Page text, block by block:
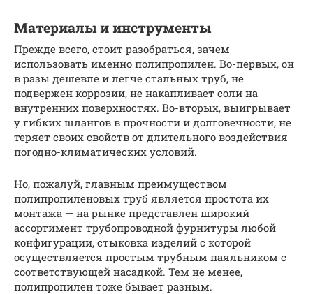
Материалы и инструменты
Прежде всего, стоит разобраться, зачем
использовать именно полипропилен. Во-первых, он
в разы дешевле и легче стальных труб, не
подвержен коррозии, не накапливает соли на
внутренних поверхностях. Во-вторых, выигрывает
у гибких шлангов в прочности и долговечности, не
теряет своих свойств от длительного воздействия
погодно-климатических условий.
Но, пожалуй, главным преимуществом
полипропиленовых труб является простота их
монтажа — на рынке представлен широкий
ассортимент трубопроводной фурнитуры любой
конфигурации, стыковка изделий с которой
осуществляется простым трубным паяльником с
соответствующей насадкой. Тем не менее,
полипропилен тоже бывает разным.